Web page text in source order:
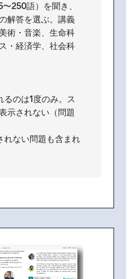
250語）を聞き、
解答を選ぶ。講義
術・音楽、生命科
・経済学、社会科
のは1度のみ。ス
示されない（問題
れない問題も含まれ